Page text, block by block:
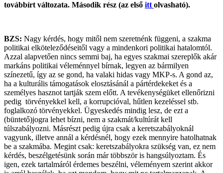
továbbírt változata. Második rész (az első itt olvasható).
BZS: Nagy kérdés, hogy mitől nem szeretnénk függeni, a szakma
politikai elköteleződéseitől vagy a mindenkori politikai hatalomtól.
Azzal alapvetően nincs semmi baj, ha egyes szakmai szereplők akár
markáns politikai véleménnyel bírnak, legyen az bármilyen
színezetű, így az se gond, ha valaki hidas vagy MKP-s. A gond az,
ha a kulturális támogatások elosztásánál a pártérdekeket és a
személyes hasznot tartják szem előtt. A tevékenységüket ellenőrizni
pedig törvényekkel kell, a korrupcióval, hűtlen kezeléssel stb.
foglalkozó törvényekkel. Ügyeskedés mindig lesz, de ezt a
(büntető)jogra lehet bízni, nem a szakmát/kultúrát kell
túlszabályozni. Másrészt pedig újra csak a keretszabályoknál
vagyunk, illetve annál a kérdésnél, hogy ezek mennyire hatolhatnak
be a szakmába. Megint csak: keretszabályokra szükség van, ez nem
kérdés, beszélgetésünk során már többször is hangsúlyoztam. És
igen, ezek tartalmáról érdemes beszélni, véleményem szerint akkor